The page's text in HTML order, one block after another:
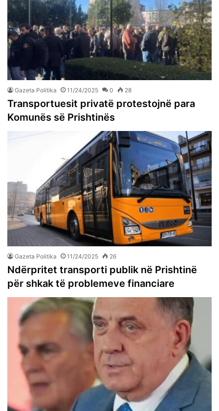
Gazeta Politika 11/24/2025 0 28
Transportuesit privatë protestojnë para
Komunës së Prishtinës
Gazeta Politika 11/24/2025 26
Ndërpritet transporti publik në Prishtinë
për shkak të problemeve financiare